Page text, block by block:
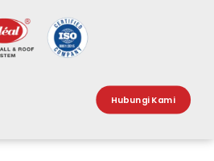
Hubungi Kami